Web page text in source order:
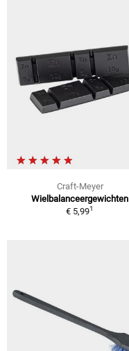
Craft-Meyer
Wielbalanceergewichten
€ 5,991